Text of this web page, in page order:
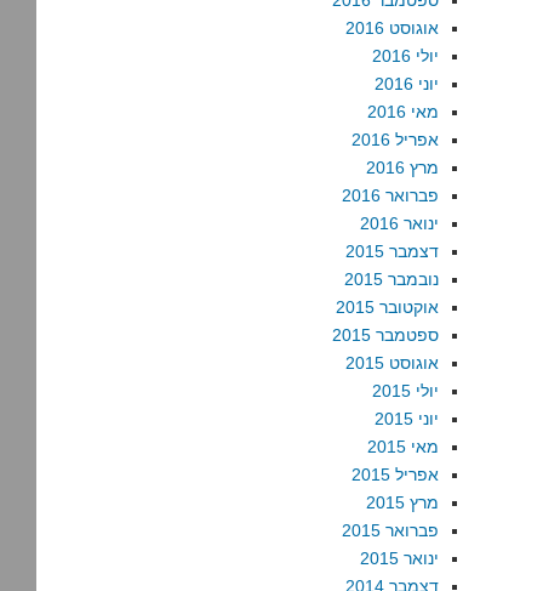
אוגוסט 2016
יולי 2016
יוני 2016
מאי 2016
אפריל 2016
מרץ 2016
פברואר 2016
ינואר 2016
דצמבר 2015
נובמבר 2015
אוקטובר 2015
ספטמבר 2015
אוגוסט 2015
יולי 2015
יוני 2015
מאי 2015
אפריל 2015
מרץ 2015
פברואר 2015
ינואר 2015
דצמבר 2014